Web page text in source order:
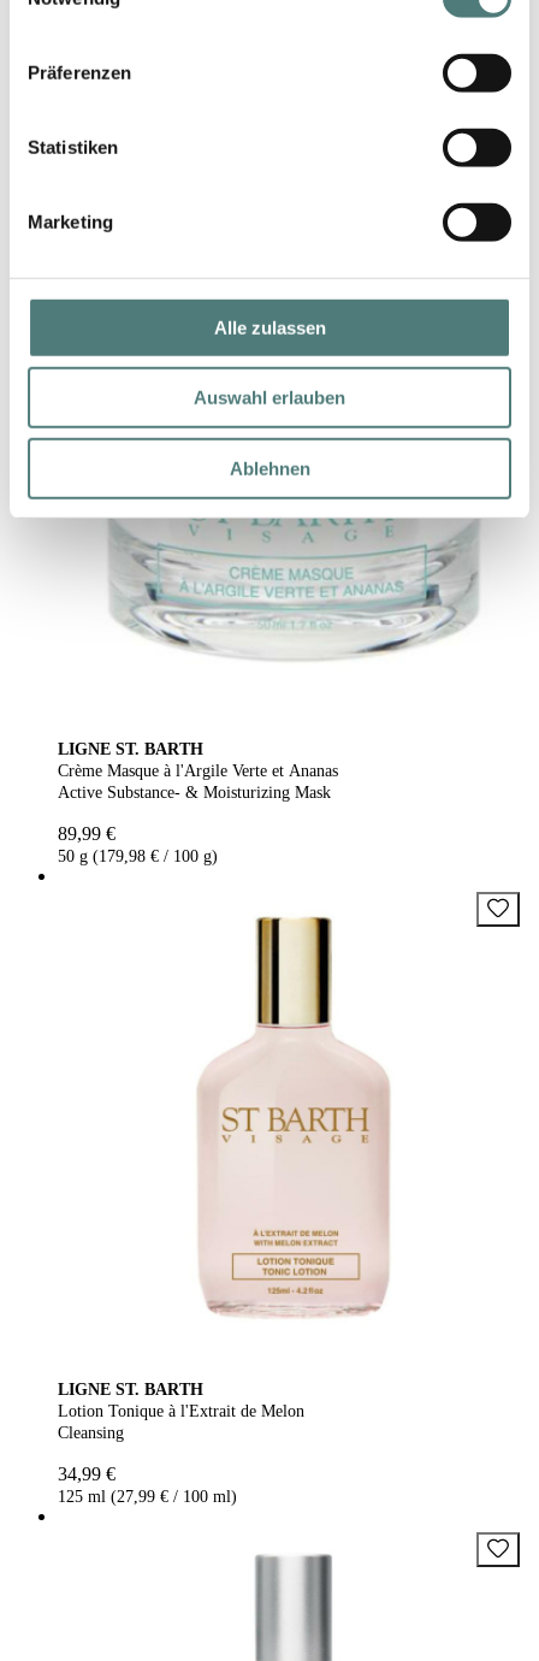
Präferenzen
Statistiken
Marketing
Alle zulassen
Auswahl erlauben
Ablehnen
Cleansing
125 ml (42,39 € / 100 ml)
LIGNE ST. BARTH
Crème Masque à l'Argile Verte et Ananas
Active Substance- & Moisturizing Mask
89,99 €
50 g (179,98 € / 100 g)
LIGNE ST. BARTH
Lotion Tonique à l'Extrait de Melon
Cleansing
34,99 €
125 ml (27,99 € / 100 ml)